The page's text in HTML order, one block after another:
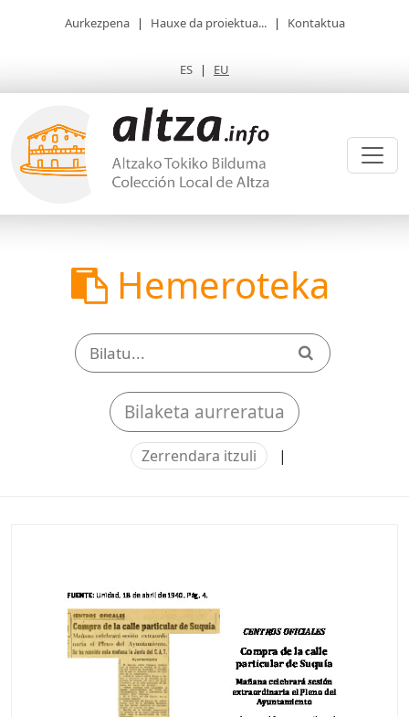
Aurkezpena | Hauxe da proiektua... | Kontaktua
ES | EU
Hemeroteka
Bilaketa aurreratua
Zerrendara itzuli |